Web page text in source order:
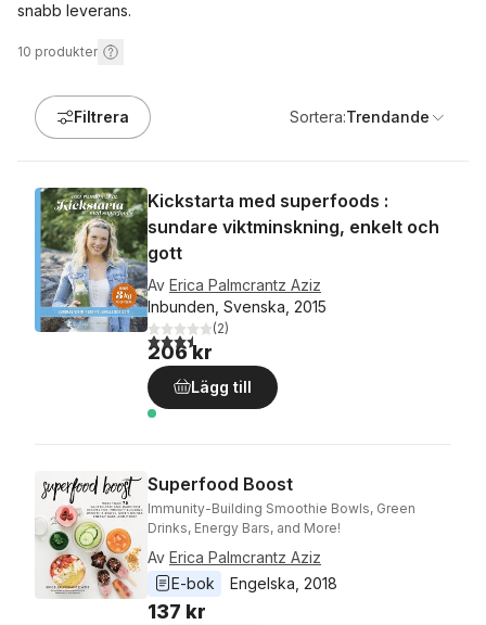
snabb leverans.
10 produkter
Filtrera Sortera:Trendande
Kickstarta med superfoods :
sundare viktminskning, enkelt och
gott
Av Erica Palmcrantz Aziz
Inbunden, Svenska, 2015
3,5utav 5 stjärnor. Totalt antal röster:
(2)
206 kr
Lägg till
Superfood Boost
Immunity-Building Smoothie Bowls, Green
Drinks, Energy Bars, and More!
Av Erica Palmcrantz Aziz
E-bok
Engelska 2018
137 kr